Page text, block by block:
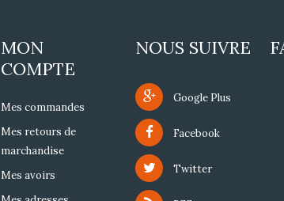
MON
COMPTE
Mes commandes
Mes retours de
marchandise
Mes avoirs
NOUS SUIVRE
Google Plus
Facebook
Twitter